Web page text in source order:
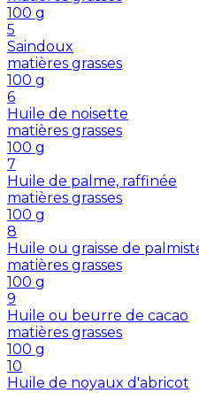
100 g
5
Saindoux
matières grasses
100 g
6
Huile de noisette
matières grasses
100 g
7
Huile de palme, raffinée
matières grasses
100 g
8
Huile ou graisse de
matières grasses
100 g
9
Huile ou beurre de cacao
matières grasses
100 g
10
Huile de noyaux d'abricot